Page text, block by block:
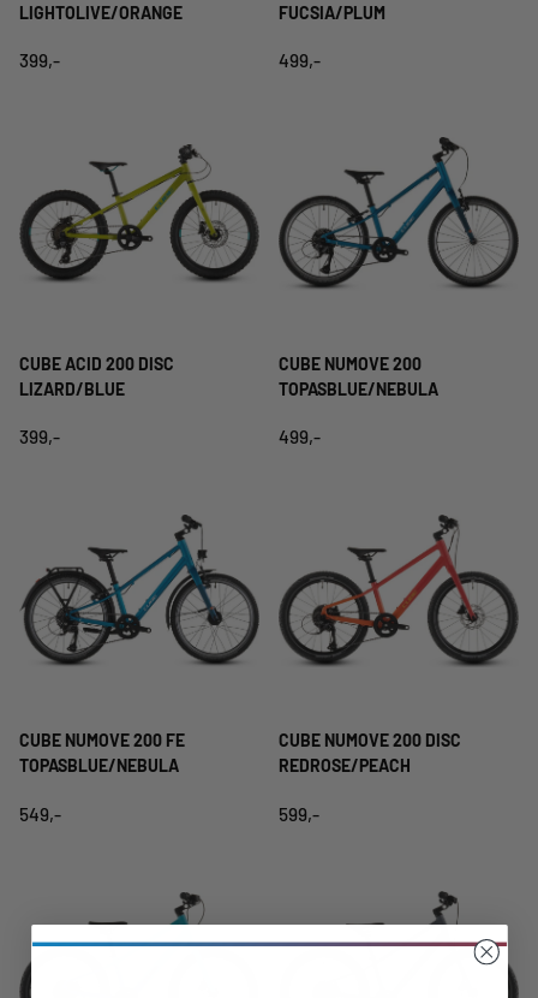
LIGHTOLIVE/ORANGE
399,-
FUCSIA/PLUM
499,-
CUBE ACID 200 DISC
LIZARD/BLUE
399,-
CUBE NUMOVE 200
TOPASBLUE/NEBULA
499,-
CUBE NUMOVE 200 FE
TOPASBLUE/NEBULA
549,-
CUBE NUMOVE 200 DISC
REDROSE/PEACH
599,-